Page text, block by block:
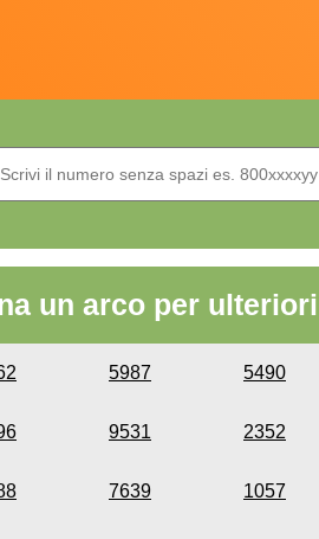
un arco per
5987 5490
9531 2352
7639 1057